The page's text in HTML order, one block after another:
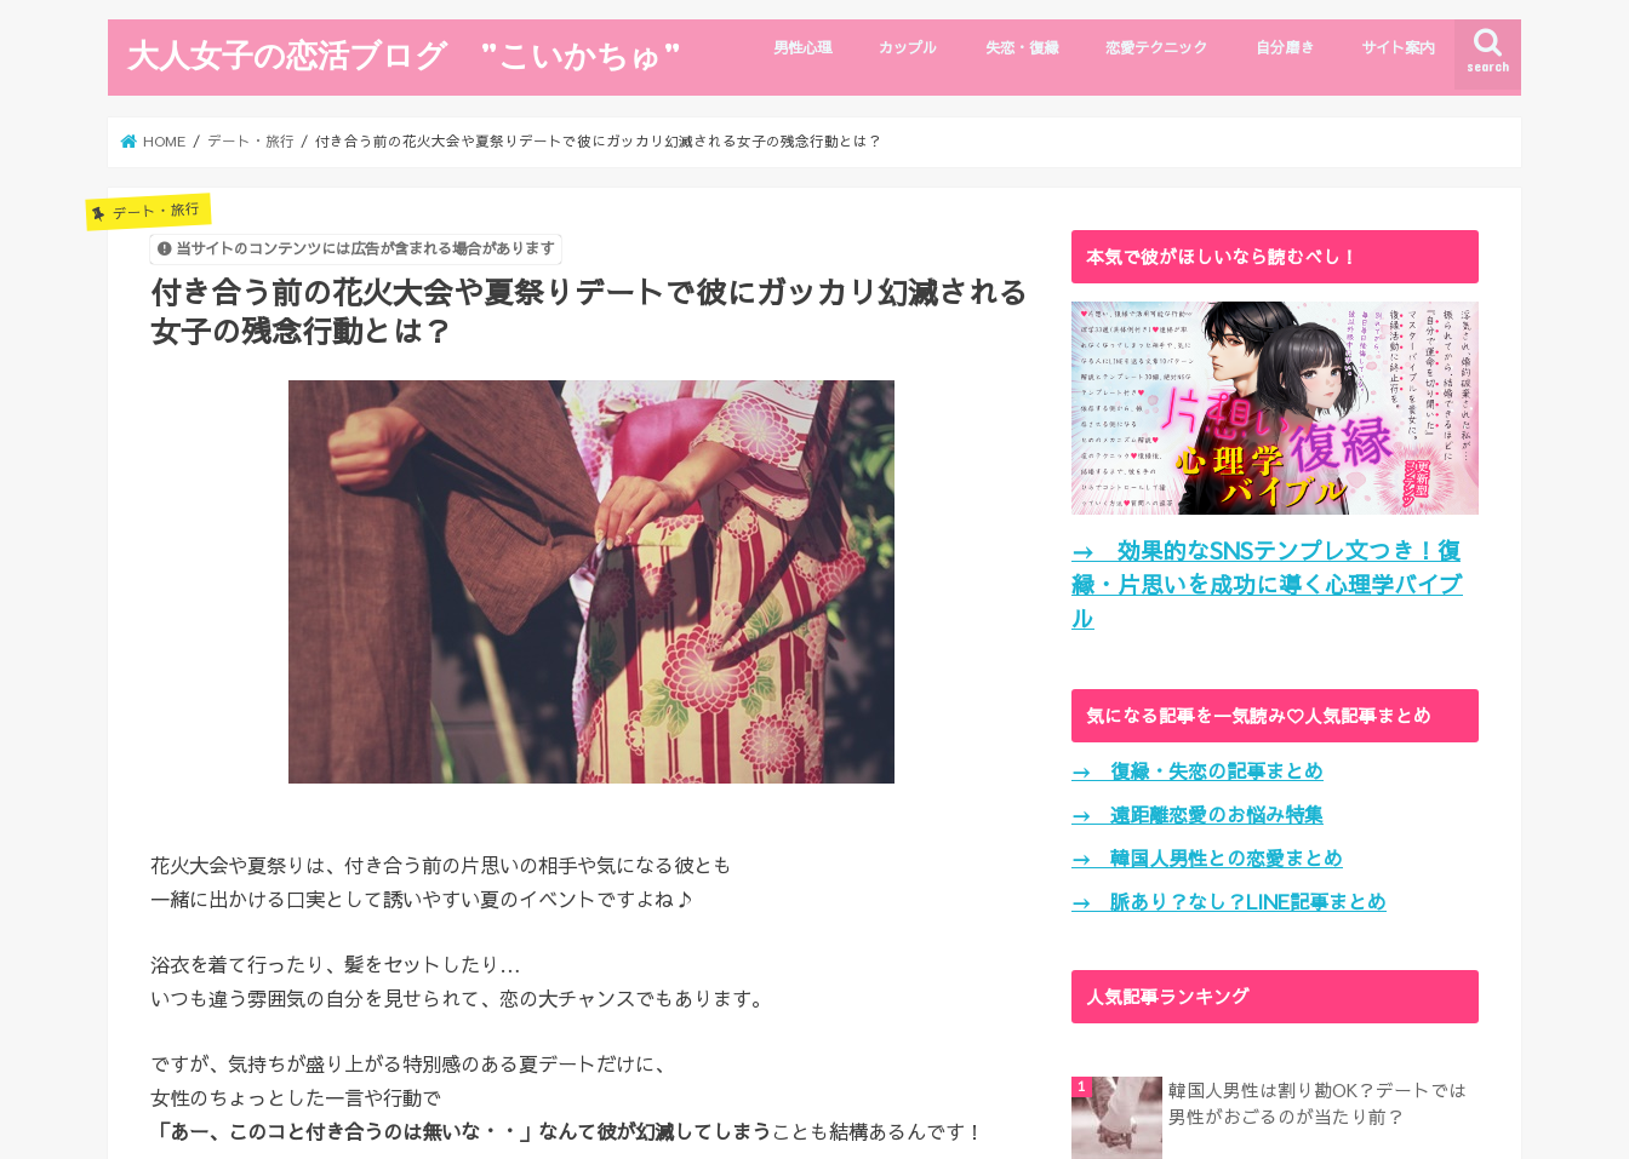
大人女子の恋活ブログ ”こいかちゅ” search
男性心理
片思い
男性心理
浮気・別れたい
カップル
デート・旅行
遠距離恋愛
年下彼氏
失恋・復縁
復縁・失恋
復縁の裏技
恋愛テクニック
モテしぐさ
恋愛テクニック
自分磨き
ファッション・メイク
自分磨き
出会い
漫画・エンタメ
サイト案内
サイトマップ
ライター紹介
お問い合わせ
HOME デート・旅行 付き合う前の花火大会や夏祭りデートで彼にガッカリ幻滅される女子の残念行動とは？
デート・旅行
当サイトのコンテンツには広告が含まれる場合があります
付き合う前の花火大会や夏祭りデートで彼にガッカリ幻滅される
女子の残念行動とは？
花火大会や夏祭りは、付き合う前の片思いの相手や気になる彼とも
一緒に出かける口実として誘いやすい夏のイベントですよね♪
浴衣を着て行ったり、髪をセットしたり…
いつも違う雰囲気の自分を見せられて、恋の大チャンスでもあります。
ですが、気持ちが盛り上がる特別感のある夏デートだけに、
女性のちょっとした一言や行動で
「あー、このコと付き合うのは無いな・・」なんて彼が幻滅してしまうことも結構あるんです！
本気で彼がほしいなら読むべし！
→ 効果的なSNSテンプレ文つき！復
縁・片思いを成功に導く心理学バイブ
ル
気になる記事を一気読み♡人気記事まとめ
→ 復縁・失恋の記事まとめ
→ 遠距離恋愛のお悩み特集
→ 韓国人男性との恋愛まとめ
→ 脈あり？なし？LINE記事まとめ
人気記事ランキング
韓国人男性は割り勘OK？デートでは
男性がおごるのが当たり前？